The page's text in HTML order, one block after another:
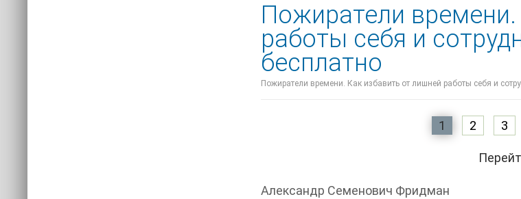
Пожиратели
работы себя и
бесплатно
Пожиратели времени. Как избавить от лишней работы себя и
1 2 3
Александр Семенович Фридман